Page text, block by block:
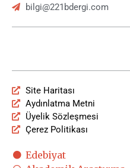
bilgi@221bdergi.com
Site Haritası
Aydınlatma Metni
Üyelik Sözleşmesi
Çerez Politikası
Edebiyat